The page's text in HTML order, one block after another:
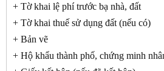
+ Tờ khai lệ phí trước bạ nhà, đất
+ Tờ khai thuế sử dụng đất (nếu có)
+ Bản vẽ
+ Hộ khẩu thành phố, chứng minh